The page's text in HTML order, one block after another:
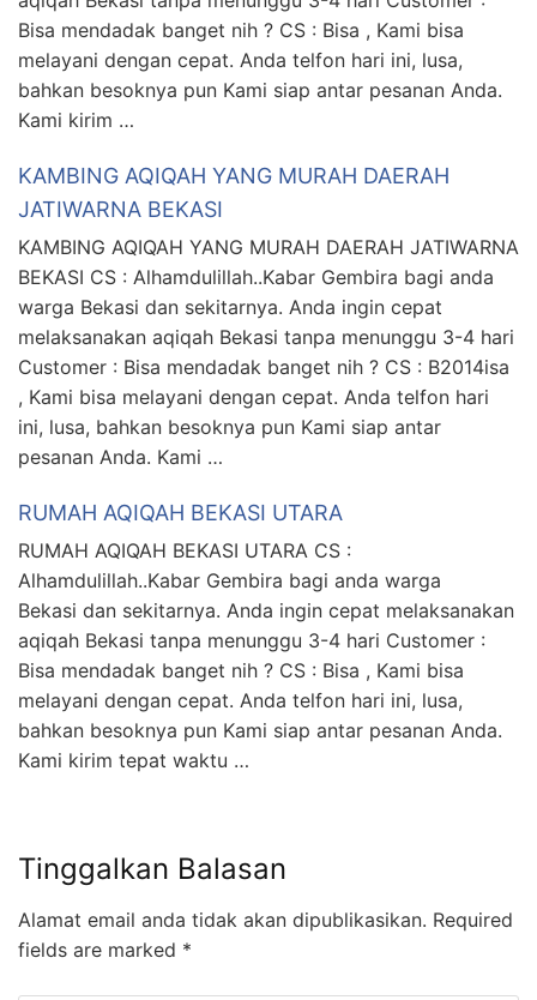
Bisa mendadak banget nih ? CS : Bisa , Kami bisa
melayani dengan cepat. Anda telfon hari ini, lusa,
bahkan besoknya pun Kami siap antar pesanan Anda.
Kami kirim …
KAMBING AQIQAH YANG MURAH DAERAH
JATIWARNA BEKASI
KAMBING AQIQAH YANG MURAH DAERAH JATIWARNA
BEKASI CS : Alhamdulillah..Kabar Gembira bagi anda
warga Bekasi dan sekitarnya. Anda ingin cepat
melaksanakan aqiqah Bekasi tanpa menunggu 3-4 hari
Customer : Bisa mendadak banget nih ? CS : B2014isa
, Kami bisa melayani dengan cepat. Anda telfon hari
ini, lusa, bahkan besoknya pun Kami siap antar
pesanan Anda. Kami …
RUMAH AQIQAH BEKASI UTARA
RUMAH AQIQAH BEKASI UTARA CS :
Alhamdulillah..Kabar Gembira bagi anda warga
Bekasi dan sekitarnya. Anda ingin cepat melaksanakan
aqiqah Bekasi tanpa menunggu 3-4 hari Customer :
Bisa mendadak banget nih ? CS : Bisa , Kami bisa
melayani dengan cepat. Anda telfon hari ini, lusa,
bahkan besoknya pun Kami siap antar pesanan Anda.
Kami kirim tepat waktu …
Tinggalkan Balasan
Alamat email anda tidak akan dipublikasikan. Required
fields are marked *